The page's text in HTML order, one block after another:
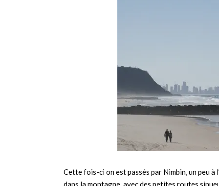
Cette fois-ci on est passés par Nimbin, un peu à
dans la montagne, avec des petites routes